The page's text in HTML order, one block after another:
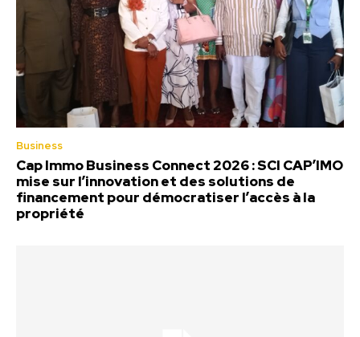
Business
Cap Immo Business Connect 2026 : SCI CAP’IMO
mise sur l’innovation et des solutions de
financement pour démocratiser l’accès à la
propriété